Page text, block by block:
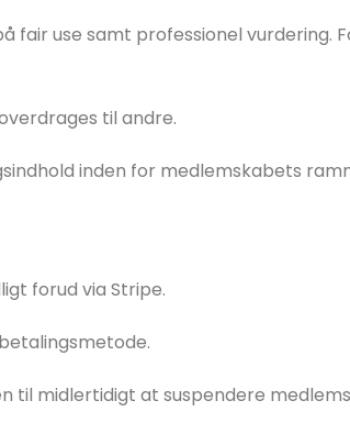
fair use samt professionel vurdering.
til andre.
inden for medlemskabets
forud via Stripe.
til midlertidigt at suspendere